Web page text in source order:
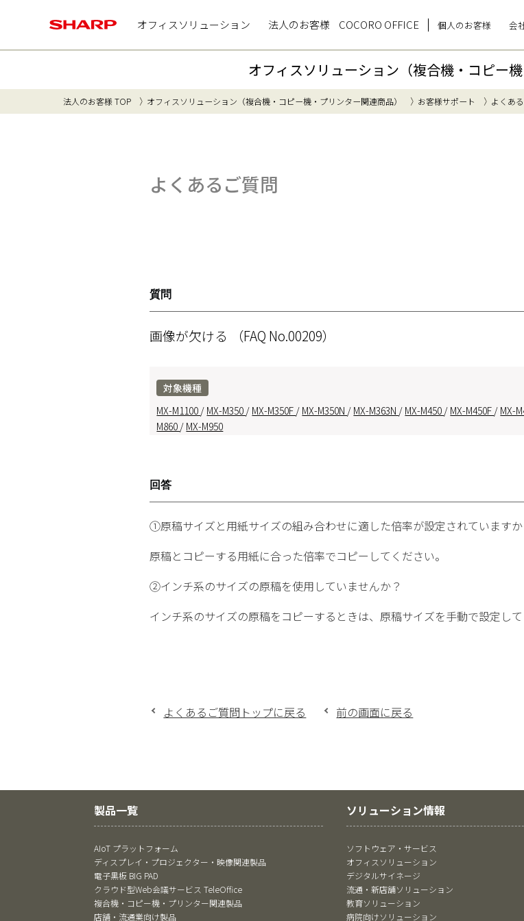
オフィスソリューション 法人のお客様 COCORO OFFICE 個人のお客様 会
オフィスソリューション（複合機・コピー機
法人のお客様 TOP オフィスソリューション（複合機・コピー機・プリンター関連商品） お客様サポート よくあ
よくあるご質問
質問
画像が欠ける （FAQ No.00209）
対象機種
MX-M1100 / MX-M350 / MX-M350F / MX-M350N / MX-M363N / MX-M450 / MX-M450F / MX-
M860 / MX-M950
回答
①原稿サイズと用紙サイズの組み合わせに適した倍率が設定されていますか
原稿とコピーする用紙に合った倍率でコピーしてください。
②インチ系のサイズの原稿を使用していませんか？
インチ系のサイズの原稿をコピーするときは、原稿サイズを手動で設定して
よくあるご質問トップに戻る 前の画面に戻る
製品一覧
AIoT プラットフォーム
ディスプレイ・プロジェクター・映像関連製品
電子黒板 BIG PAD
クラウド型Web会議サービス TeleOffice
複合機・コピー機・プリンター関連製品
店舗・流通業向け製品
ソリューション情報
ソフトウェア・サービス
オフィスソリューション
デジタルサイネージ
流通・新店舗ソリューション
教育ソリューション
病院向けソリューション